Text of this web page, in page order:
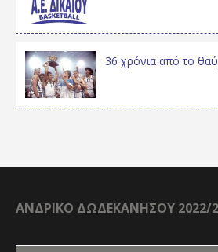
36 χρόνια από το
ΑΝΔΡΙΚΟ ΔΩΔΕΚΑΝΗΣΟΥ 2022/